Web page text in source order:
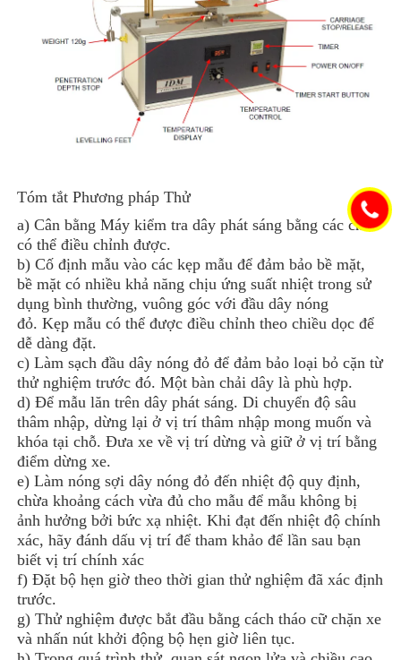
Tóm tắt Phương pháp Thử
a) Cân bằng Máy kiểm tra dây phát sáng bằng các chân
có thể điều chỉnh được.
b) Cố định mẫu vào các kẹp mẫu để đảm bảo bề mặt,
bề mặt có nhiều khả năng chịu ứng suất nhiệt trong sử
dụng bình thường, vuông góc với đầu dây nóng
đỏ. Kẹp mẫu có thể được điều chỉnh theo chiều dọc để
dễ dàng đặt.
c) Làm sạch đầu dây nóng đỏ để đảm bảo loại bỏ cặn từ
thử nghiệm trước đó. Một bàn chải dây là phù hợp.
d) Để mẫu lăn trên dây phát sáng. Di chuyển độ sâu
thâm nhập, dừng lại ở vị trí thâm nhập mong muốn và
khóa tại chỗ. Đưa xe về vị trí dừng và giữ ở vị trí bằng
điểm dừng xe.
e) Làm nóng sợi dây nóng đỏ đến nhiệt độ quy định,
chừa khoảng cách vừa đủ cho mẫu để mẫu không bị
ảnh hưởng bởi bức xạ nhiệt. Khi đạt đến nhiệt độ chính
xác, hãy đánh dấu vị trí để tham khảo để lần sau bạn
biết vị trí chính xác
f) Đặt bộ hẹn giờ theo thời gian thử nghiệm đã xác định
trước.
g) Thử nghiệm được bắt đầu bằng cách tháo cữ chặn xe
và nhấn nút khởi động bộ hẹn giờ liên tục.